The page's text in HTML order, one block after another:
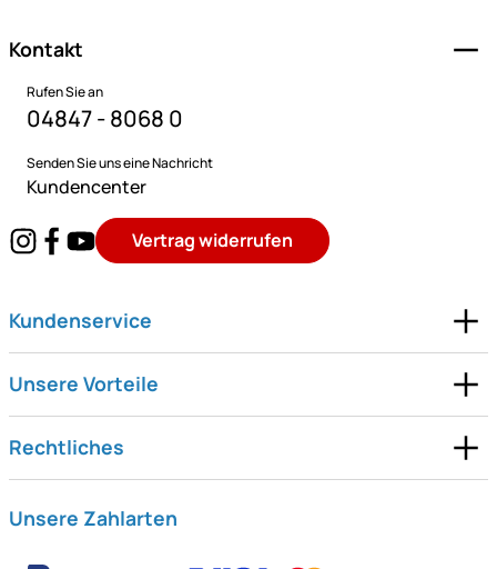
Kontakt
Rufen Sie an
04847 - 8068 0
Senden Sie uns eine Nachricht
Kundencenter
Vertrag widerrufen
Kundenservice
Unsere Vorteile
Rechtliches
Unsere Zahlarten